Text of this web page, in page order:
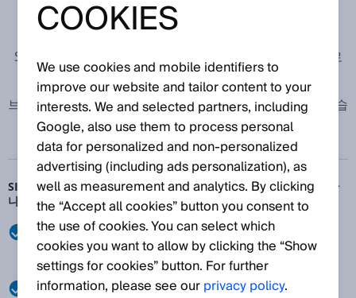
SICK의 배터리 생산을 위한 센서 솔루션을 인터랙티브 툴로
만나보세요.
브라우저 기반 소프트웨어 솔루션을 무료로 이용하실 수 있습
니다.
SICK의 인터랙티브 툴과 함께 배터리 생산을 위한 센서 솔루션을 만
나보세요.
브라우저 기반의 소프트웨어 툴은 배터리 Value Chain을 따라
다양한 공정 단계와 그에 적합한 센서 솔루션을 직관적으로 안
내합니다.
전극 생산, 셀 제조, 모듈 및 팩 조립, 그리고 배터리 리사이클링
COOKIES
We use cookies and mobile identifiers to
improve our website and tailor content to your
interests. We and selected partners, including
Google, also use them to process personal
data for personalized and non‑personalized
advertising (including ads personalization), as
well as measurement and analytics. By clicking
the “Accept all cookies” button you consent to
the use of cookies. You can select which
cookies you want to allow by clicking the “Show
settings for cookies” button. For further
information, please see ourprivacy policy.